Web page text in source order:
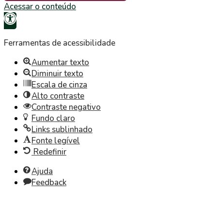
Acessar o conteúdo
Abrir
a
barra
de
ferramentas
Ferramentas de acessibilidade
Aumentar texto
Diminuir texto
Escala de cinza
Alto contraste
Contraste negativo
Fundo claro
Links sublinhado
Fonte legível
Redefinir
Ajuda
Feedback